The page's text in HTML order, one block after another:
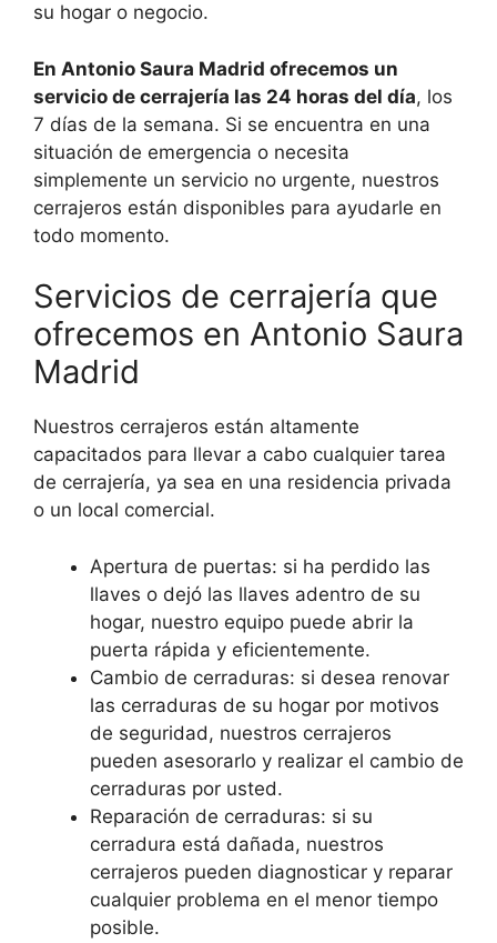
su hogar o negocio.
En Antonio Saura Madrid ofrecemos un
servicio de cerrajería las 24 horas del día, los
7 días de la semana. Si se encuentra en una
situación de emergencia o necesita
simplemente un servicio no urgente, nuestros
cerrajeros están disponibles para ayudarle en
todo momento.
Servicios de cerrajería que
ofrecemos en Antonio Saura
Madrid
Nuestros cerrajeros están altamente
capacitados para llevar a cabo cualquier tarea
de cerrajería, ya sea en una residencia privada
o un local comercial.
Apertura de puertas: si ha perdido las
llaves o dejó las llaves adentro de su
hogar, nuestro equipo puede abrir la
puerta rápida y eficientemente.
Cambio de cerraduras: si desea renovar
las cerraduras de su hogar por motivos
de seguridad, nuestros cerrajeros
pueden asesorarlo y realizar el cambio de
cerraduras por usted.
Reparación de cerraduras: si su
cerradura está dañada, nuestros
cerrajeros pueden diagnosticar y reparar
cualquier problema en el menor tiempo
posible.